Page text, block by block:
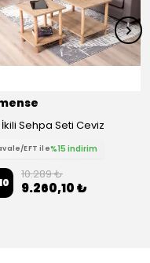
Sehpa Seti Ceviz
EFT ile%15 indirim
10.289 ₺
9.260,10 ₺